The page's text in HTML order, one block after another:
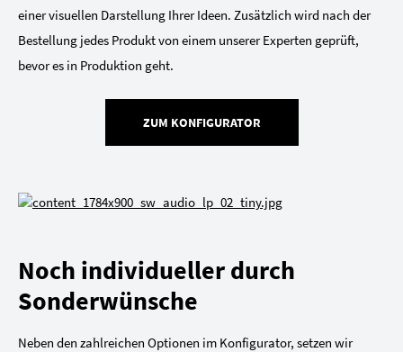
einer visuellen Darstellung Ihrer Ideen. Zusätzlich wird nach der
Bestellung jedes Produkt von einem unserer Experten geprüft,
bevor es in Produktion geht.
ZUM KONFIGURATOR
Noch individueller durch
Sonderwünsche
Neben den zahlreichen Optionen im Konfigurator, setzen wir